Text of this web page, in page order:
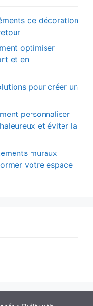
de décoration
optimiser
et en
pour créer un
personnaliser
et éviter la
muraux
votre espace